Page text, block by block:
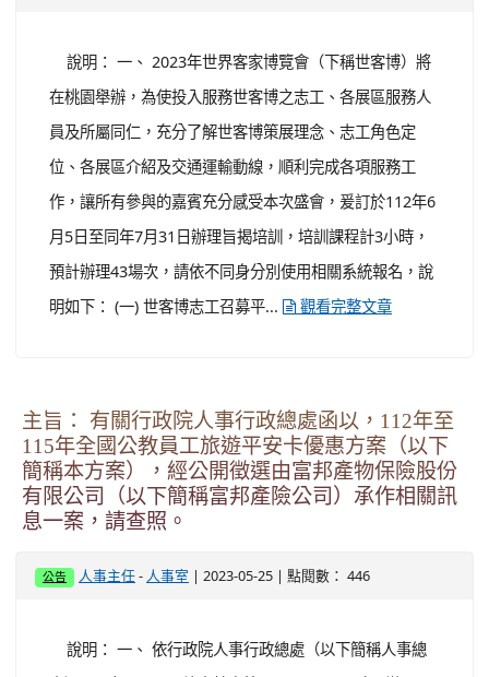
說明： 一、 2023年世界客家博覽會（下稱世客博）將
在桃園舉辦，為使投入服務世客博之志工、各展區服務人
員及所屬同仁，充分了解世客博策展理念、志工角色定
位、各展區介紹及交通運輸動線，順利完成各項服務工
作，讓所有參與的嘉賓充分感受本次盛會，爰訂於112年6
月5日至同年7月31日辦理旨揭培訓，培訓課程計3小時，
預計辦理43場次，請依不同身分別使用相關系統報名，說
明如下： (一) 世客博志工召募平...
觀看完整文章
主旨： 有關行政院人事行政總處函以，112年至
115年全國公教員工旅遊平安卡優惠方案（以下
簡稱本方案），經公開徵選由富邦產物保險股份
有限公司（以下簡稱富邦產險公司）承作相關訊
息一案，請查照。
公告 人事主任 - 人事室 | 2023-05-25 | 點閱數： 446
說明： 一、 依行政院人事行政總處（以下簡稱人事總